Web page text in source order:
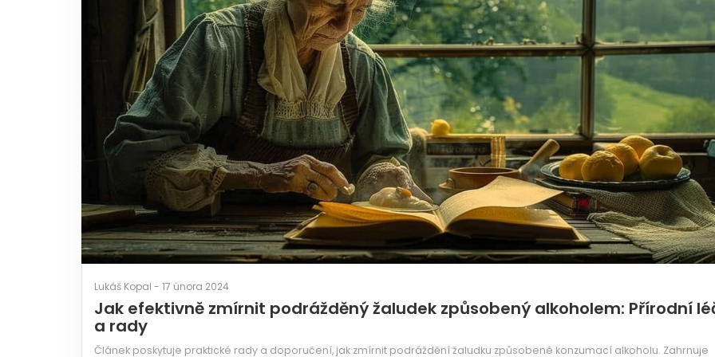
Lukáš Kopal - 17 února 2024
Jak efektivně zmírnit podrážděný žaludek způsobený alkoholem: Přírodní
a rady
Článek poskytuje praktické rady a doporučení, jak zmírnit podráždění žaludku způsobené konzumací alkoholu. Zahrnuje